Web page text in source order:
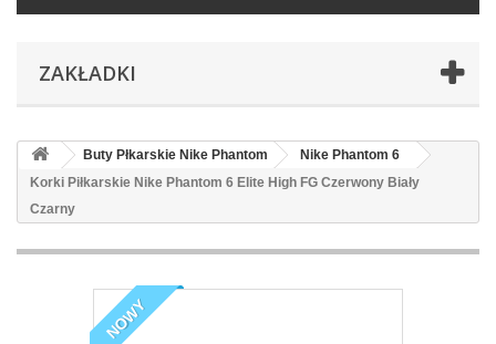
ZAKŁADKI
Buty Płkarskie Nike Phantom
Nike Phantom 6
Korki Piłkarskie Nike Phantom 6 Elite High FG Czerwony Biały
Czarny
NOWY